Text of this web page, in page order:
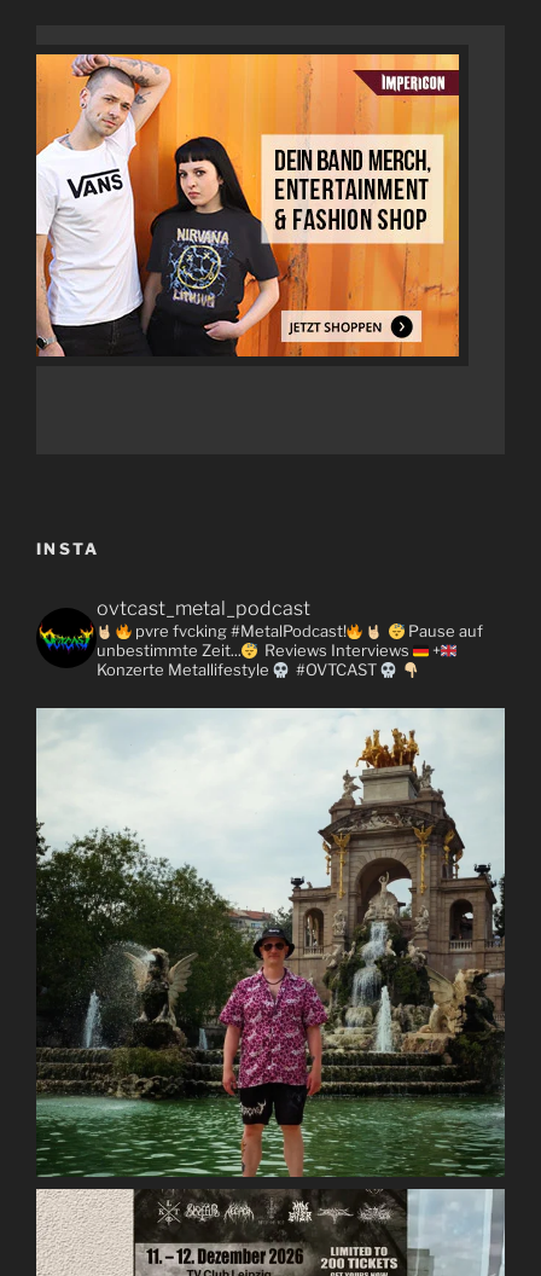
INSTA
ovtcast_metal_podcast
pvre fvcking #MetalPodcast!
Pause auf
unbestimmte Zeit...
Reviews Interviews
+
Konzerte Metallifestyle #OVTCAST